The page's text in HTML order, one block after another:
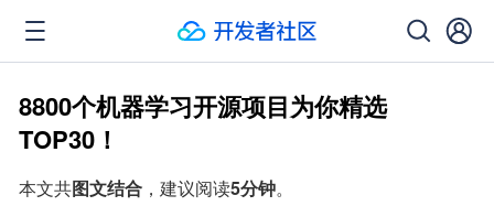
8800个机器学习开源项目为你精选
TOP30！
本文共图文结合 ，建议阅读5分钟。